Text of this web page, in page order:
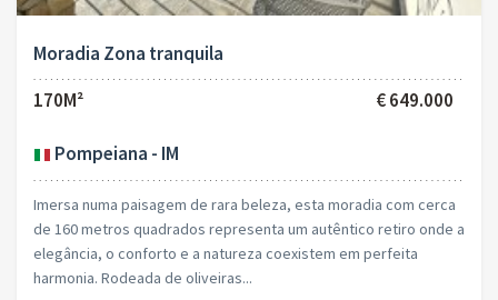
Moradia Zona tranquila
170M²
€ 649.000
Pompeiana - IM
Imersa numa paisagem de rara beleza, esta moradia com cerca
de 160 metros quadrados representa um autêntico retiro onde a
elegância, o conforto e a natureza coexistem em perfeita
harmonia. Rodeada de oliveiras...